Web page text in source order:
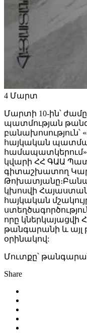
4 Մարտ
Մարտի 10-ին՝
պատմության
հայկական
համապատկերում»
կվարի ՀՀ ԳԱԱ
գիտաշխատող
կխոսվի
հայկական
որը
թանգարանի և այլ
օրինակով:
Մուտքը՝
Share